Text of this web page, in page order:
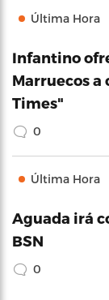
Última Hora
Infantino
Marruecos a
Times"
0
Última Hora
Aguada irá
BSN
0